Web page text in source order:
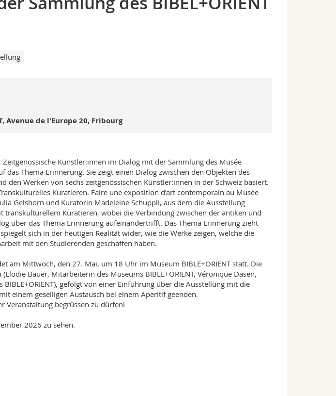
Avenue de l'Europe 20, Fribourg
Zeitgenössische Künstler:innen im Dialog mit der Sammlung des Musée
das Thema Erinnerung. Sie zeigt einen Dialog zwischen den Objekten des
den Werken von sechs zeitgenössischen Künstler:innen in der Schweiz basiert.
Kuratieren. Faire une exposition d’art contemporain au Musée
Gelshorn und Kuratorin Madeleine Schuppli, aus dem die Ausstellung
transkulturellem Kuratieren, wobei die Verbindung zwischen der antiken und
über das Thema Erinnerung aufeinandertrifft. Das Thema Erinnerung zieht
sich in der heutigen Realität wider, wie die Werke zeigen, welche die
mit den Studierenden geschaffen haben.
am Mittwoch, den 27. Mai, um 18 Uhr im Museum BIBLE+ORIENT statt. Die
Bauer, Mitarbeiterin des Museums BIBLE+ORIENT, Véronique Dasen,
gefolgt von einer Einführung über die Ausstellung mit die
einem geselligen Austausch bei einem Aperitif geenden.
Veranstaltung begrüssen zu dürfen!
2026 zu sehen.